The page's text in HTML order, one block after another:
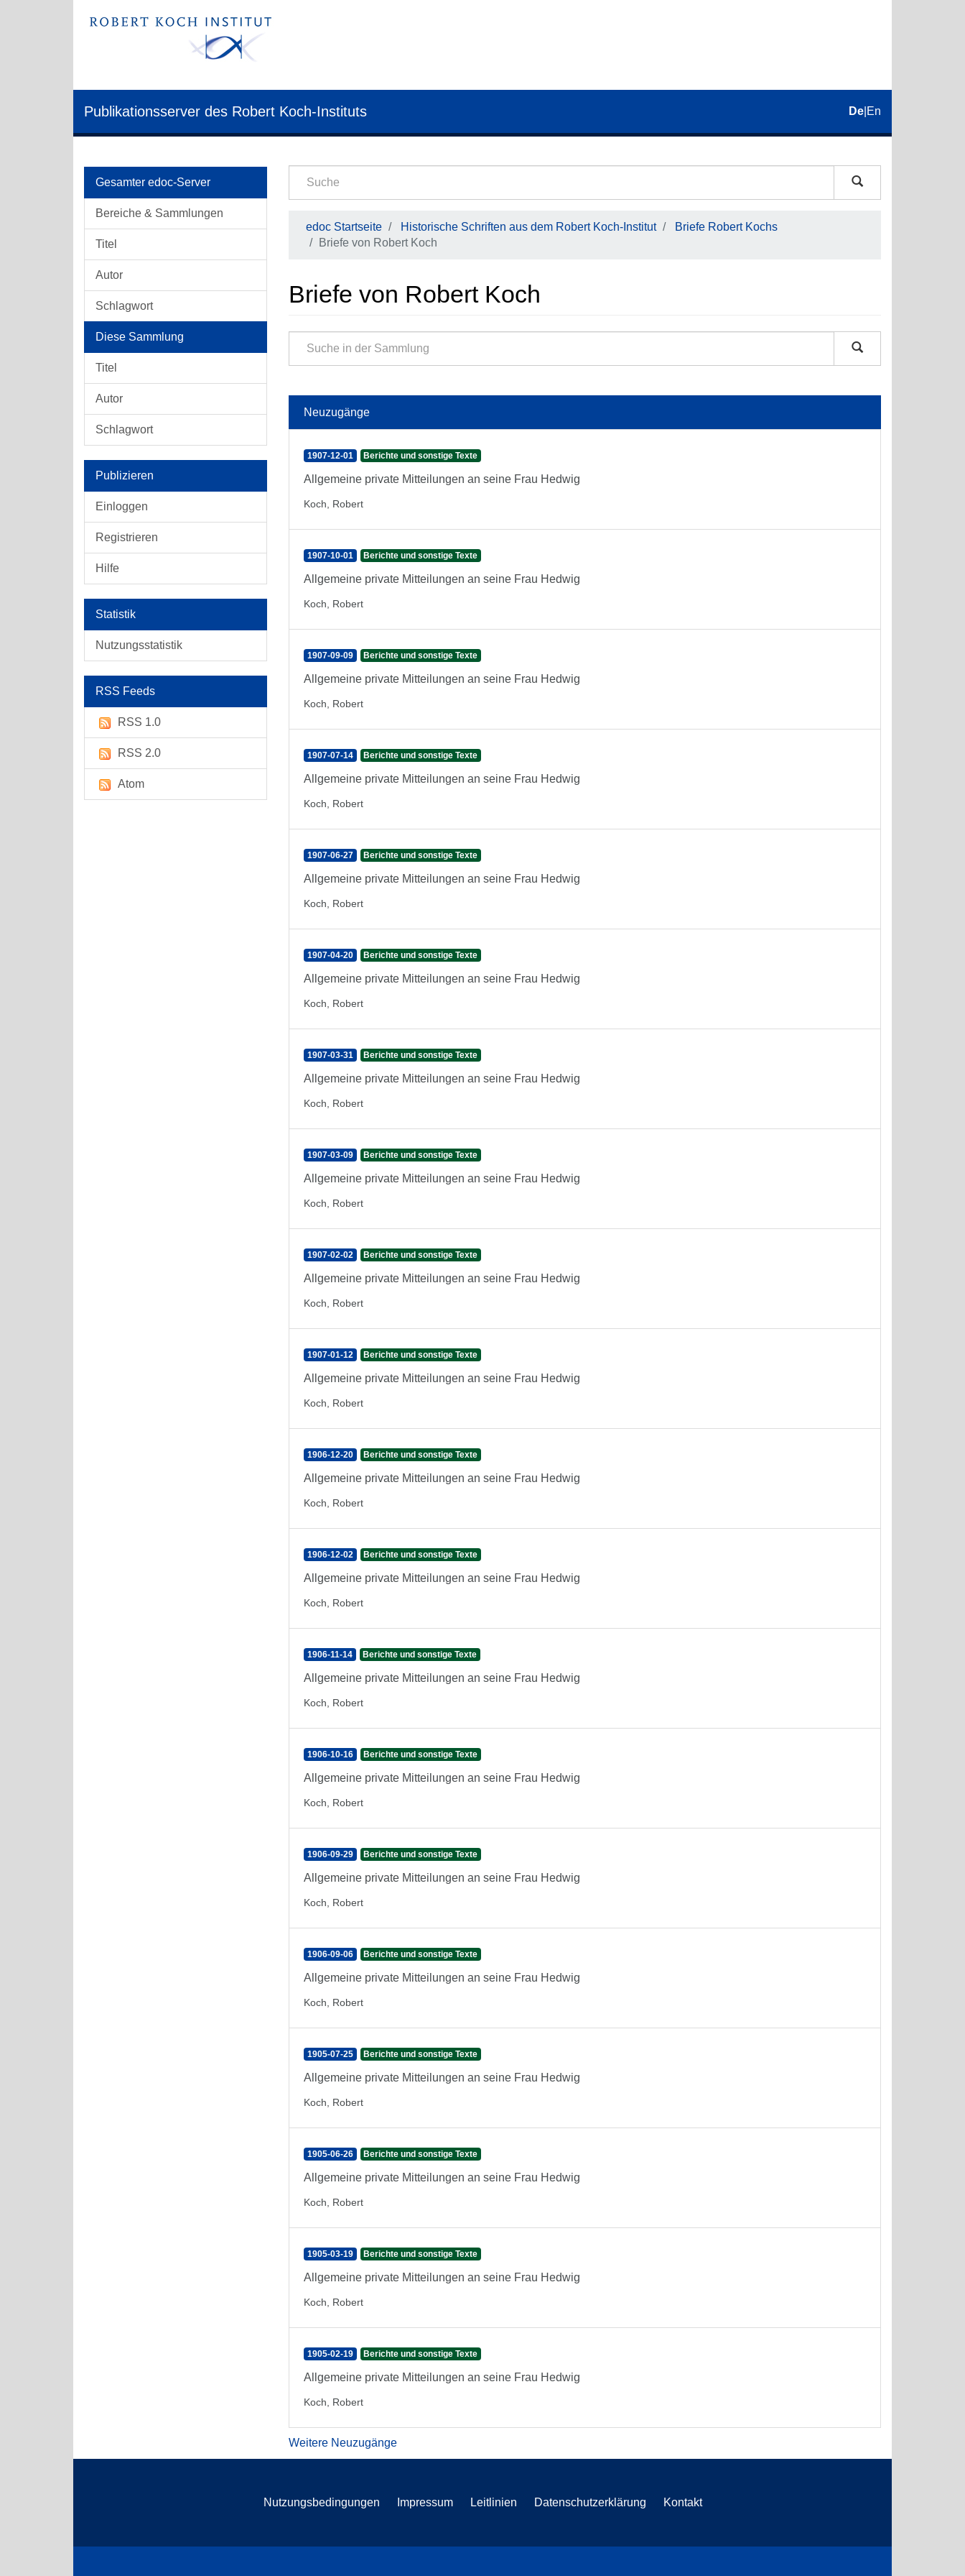
Publikationsserver des Robert Koch-Instituts De En
Gesamter edoc-Server
Bereiche & Sammlungen
Titel
Autor
Schlagwort
Diese Sammlung
Titel
Autor
Schlagwort
Publizieren
Einloggen
Registrieren
Hilfe
Statistik
Nutzungsstatistik
RSS Feeds
RSS 1.0
RSS 2.0
Atom
edoc Startseite Historische Schriften aus dem Robert Koch-Institut
Briefe Robert Kochs
Briefe von Robert Koch
Briefe von Robert Koch
Neuzugänge
1907-12-01 Berichte und sonstige Texte
Allgemeine private Mitteilungen an seine Frau Hedwig
Koch, Robert
1907-10-01 Berichte und sonstige Texte
Allgemeine private Mitteilungen an seine Frau Hedwig
Koch, Robert
1907-09-09 Berichte und sonstige Texte
Allgemeine private Mitteilungen an seine Frau Hedwig
Koch, Robert
1907-07-14 Berichte und sonstige Texte
Allgemeine private Mitteilungen an seine Frau Hedwig
Koch, Robert
1907-06-27 Berichte und sonstige Texte
Allgemeine private Mitteilungen an seine Frau Hedwig
Koch, Robert
1907-04-20 Berichte und sonstige Texte
Allgemeine private Mitteilungen an seine Frau Hedwig
Koch, Robert
1907-03-31 Berichte und sonstige Texte
Allgemeine private Mitteilungen an seine Frau Hedwig
Koch, Robert
1907-03-09 Berichte und sonstige Texte
Allgemeine private Mitteilungen an seine Frau Hedwig
Koch, Robert
1907-02-02 Berichte und sonstige Texte
Allgemeine private Mitteilungen an seine Frau Hedwig
Koch, Robert
1907-01-12 Berichte und sonstige Texte
Allgemeine private Mitteilungen an seine Frau Hedwig
Koch, Robert
1906-12-20 Berichte und sonstige Texte
Allgemeine private Mitteilungen an seine Frau Hedwig
Koch, Robert
1906-12-02 Berichte und sonstige Texte
Allgemeine private Mitteilungen an seine Frau Hedwig
Koch, Robert
1906-11-14 Berichte und sonstige Texte
Allgemeine private Mitteilungen an seine Frau Hedwig
Koch, Robert
1906-10-16 Berichte und sonstige Texte
Allgemeine private Mitteilungen an seine Frau Hedwig
Koch, Robert
1906-09-29 Berichte und sonstige Texte
Allgemeine private Mitteilungen an seine Frau Hedwig
Koch, Robert
1906-09-06 Berichte und sonstige Texte
Allgemeine private Mitteilungen an seine Frau Hedwig
Koch, Robert
1905-07-25 Berichte und sonstige Texte
Allgemeine private Mitteilungen an seine Frau Hedwig
Koch, Robert
1905-06-26 Berichte und sonstige Texte
Allgemeine private Mitteilungen an seine Frau Hedwig
Koch, Robert
1905-03-19 Berichte und sonstige Texte
Allgemeine private Mitteilungen an seine Frau Hedwig
Koch, Robert
1905-02-19 Berichte und sonstige Texte
Allgemeine private Mitteilungen an seine Frau Hedwig
Koch, Robert
Weitere Neuzugänge
Nutzungsbedingungen Impressum Leitlinien Datenschutzerklärung Kontakt